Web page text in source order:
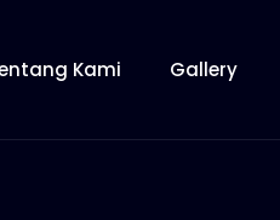
Kami Gallery